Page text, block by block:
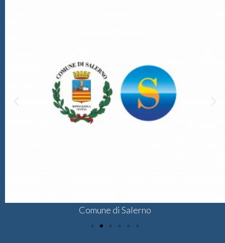
Comune di Salerno